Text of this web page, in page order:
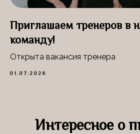
Приглашаем тренеров в
команду!
Открыта вакансия тренера
01.07.2026
Интересное о